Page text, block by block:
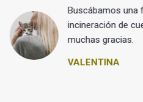
Buscábamos una
incineración de
muchas gracias.
VALENTINA